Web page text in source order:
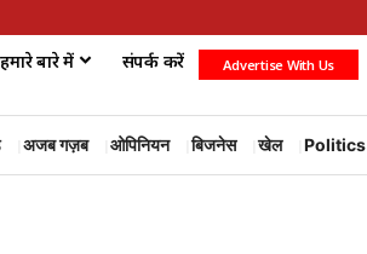
हमारे बारे में संपर्क करें Advertise With Us
अजब गज़ब ओपिनियन बिजनेस खेल Politics